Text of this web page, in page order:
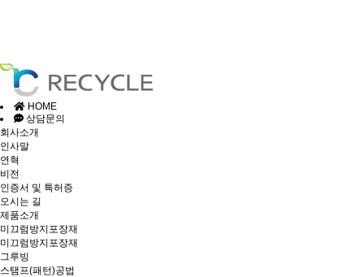
HOME
상담문의
회사소개
인사말
연혁
비전
인증서 및 특허증
오시는 길
제품소개
미끄럼방지포장재
미끄럼방지포장재
그루빙
스탬프(패턴)공법